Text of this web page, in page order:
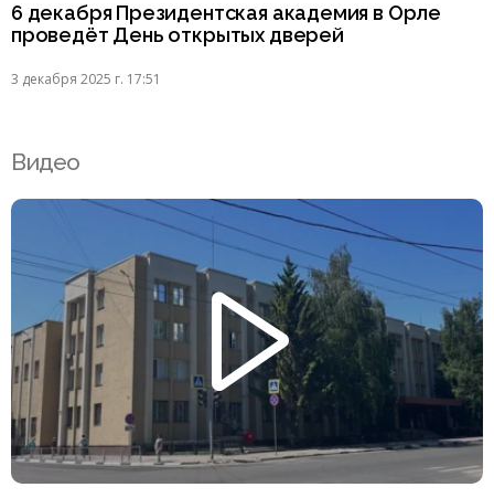
6 декабря Президентская академия в Орле
проведёт День открытых дверей
3 декабря 2025 г. 17:51
Видео